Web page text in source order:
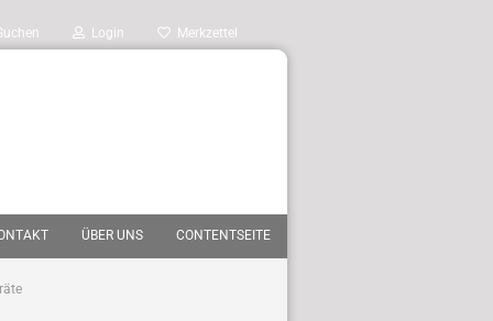
Login Merkzettel
ÜBER UNS CONTENTSEITE